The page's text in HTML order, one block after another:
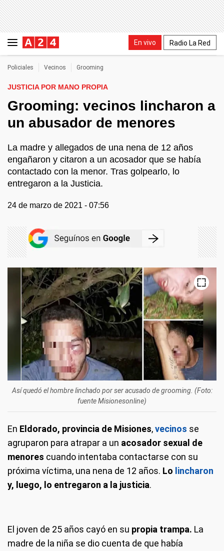
En vivo Radio La Red
Policiales Vecinos Grooming
JUSTICIA POR MANO PROPIA
Grooming: vecinos lincharon a
un abusador de menores
La madre y allegados de una nena de 12 años
engañaron y citaron a un acosador que se había
contactado con la menor. Tras golpearlo, lo
entregaron a la Justicia.
24 de marzo de 2021 - 07:56
Así quedó el hombre linchado por ser acusado de grooming. (Foto:
fuente Misionesonline)
En Eldorado, provincia de Misiones,vecinos se
agruparon para atrapar a un acosador sexual de
menores cuando intentaba contactarse con su
próxima víctima, una nena de 12 años. Lo lincharon
y, luego, lo entregaron a la justicia.
El joven de 25 años cayó en su propia trampa. La
madre de la niña se dio cuenta de que había